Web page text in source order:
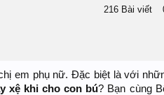
216 Bài viết
em phụ nữ. Đặc biệt là với
xệ khi cho con bú? Bạn cùng